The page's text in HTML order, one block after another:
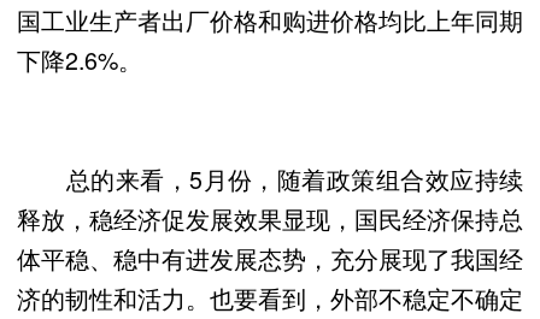
国工业生产者出厂价格和购进价格均比上年同期
下降2.6%。
总的来看，5月份，随着政策组合效应持续
释放，稳经济促发展效果显现，国民经济保持总
体平稳、稳中有进发展态势，充分展现了我国经
济的韧性和活力。也要看到，外部不稳定不确定